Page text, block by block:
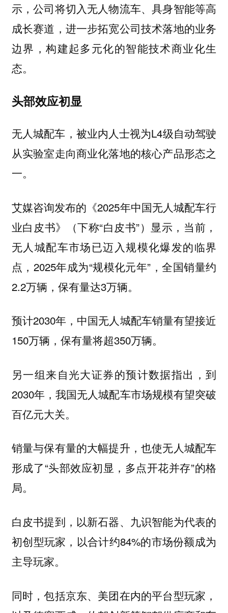
示，公司将切入无人物流车、具身智能等高
成长赛道，进一步拓宽公司技术落地的业务
边界，构建起多元化的智能技术商业化生
态。
头部效应初显
无人城配车，被业内人士视为L4级自动驾驶
从实验室走向商业化落地的核心产品形态之
一。
艾媒咨询发布的《2025年中国无人城配车行
业白皮书》（下称“白皮书”）显示，当前，
无人城配车市场已迈入规模化爆发的临界
点，2025年成为“规模化元年”，全国销量约
2.2万辆，保有量达3万辆。
预计2030年，中国无人城配车销量有望接近
150万辆，保有量将超350万辆。
另一组来自光大证券的预计数据指出，到
2030年，我国无人城配车市场规模有望突破
百亿元大关。
销量与保有量的大幅提升，也使无人城配车
形成了“头部效应初显，多点开花并存”的格
局。
白皮书提到，以新石器、九识智能为代表的
初创型玩家，以合计约84%的市场份额成为
主导玩家。
同时，包括京东、美团在内的平台型玩家，